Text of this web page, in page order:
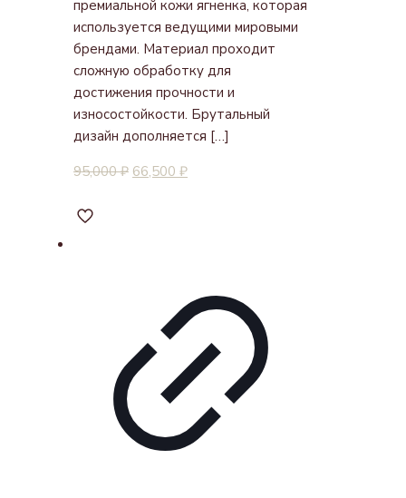
премиальной кожи ягненка, которая
используется ведущими мировыми
брендами. Материал проходит
сложную обработку для
достижения прочности и
износостойкости. Брутальный
дизайн дополняется […]
95,000₽ 66,500 ₽